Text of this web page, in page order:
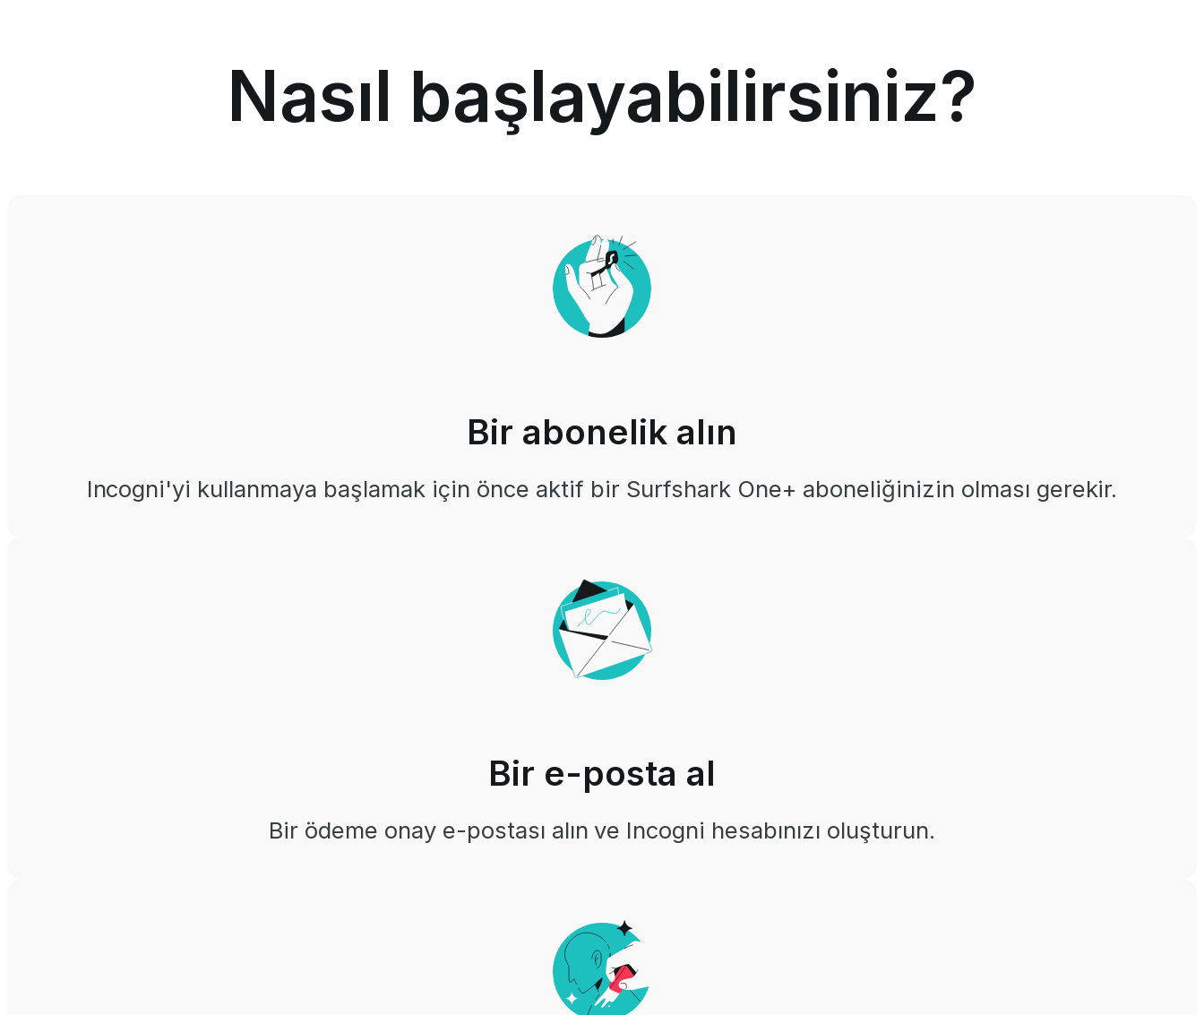
Nasıl başlayabilirsiniz?
Bir abonelik alın
Incogni'yi kullanmaya başlamak için önce aktif bir Surfshark One+ aboneliğinizin olması gerekir.
Bir e-posta al
Bir ödeme onay e-postası alın ve Incogni hesabınızı oluşturun.